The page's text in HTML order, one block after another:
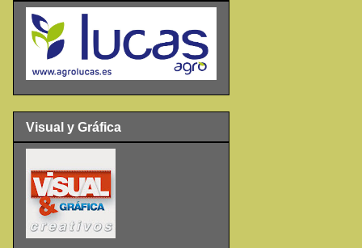
Visual y Gráfica